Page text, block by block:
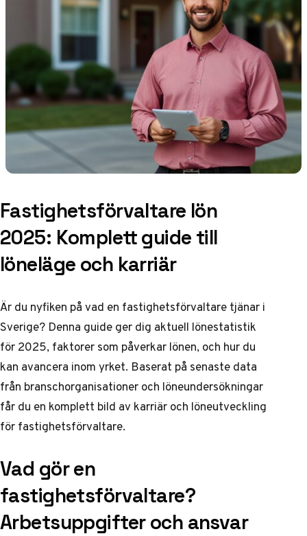
Fastighetsförvaltare lön
2025: Komplett guide till
löneläge och karriär
Är du nyfiken på vad en fastighetsförvaltare tjänar i
Sverige? Denna guide ger dig aktuell lönestatistik
för 2025, faktorer som påverkar lönen, och hur du
kan avancera inom yrket. Baserat på senaste data
från branschorganisationer och löneundersökningar
får du en komplett bild av karriär och löneutveckling
för fastighetsförvaltare.
Vad gör en
fastighetsförvaltare?
Arbetsuppgifter och ansvar